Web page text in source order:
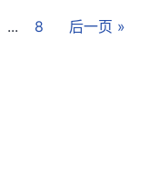
... 8 后一页 »